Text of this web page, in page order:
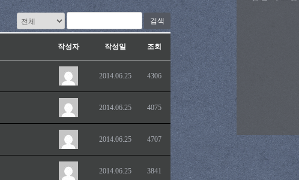
검색
작성자 작성일 조회
2014.06.25 4306
2014.06.25 4075
2014.06.25 4707
2014.06.25 3841